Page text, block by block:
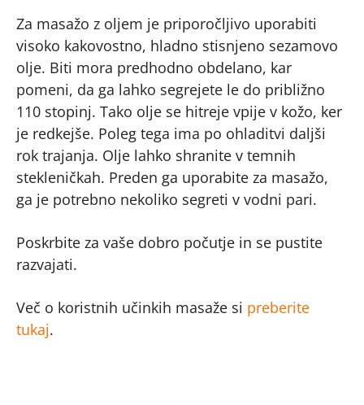
Za masažo z oljem je priporočljivo uporabiti
visoko kakovostno, hladno stisnjeno sezamovo
olje. Biti mora predhodno obdelano, kar
pomeni, da ga lahko segrejete le do približno
110 stopinj. Tako olje se hitreje vpije v kožo, ker
je redkejše. Poleg tega ima po ohladitvi daljši
rok trajanja. Olje lahko shranite v temnih
stekleničkah. Preden ga uporabite za masažo,
ga je potrebno nekoliko segreti v vodni pari.
Poskrbite za vaše dobro počutje in se pustite
razvajati.
Več o koristnih učinkih masaže si preberite
tukaj.